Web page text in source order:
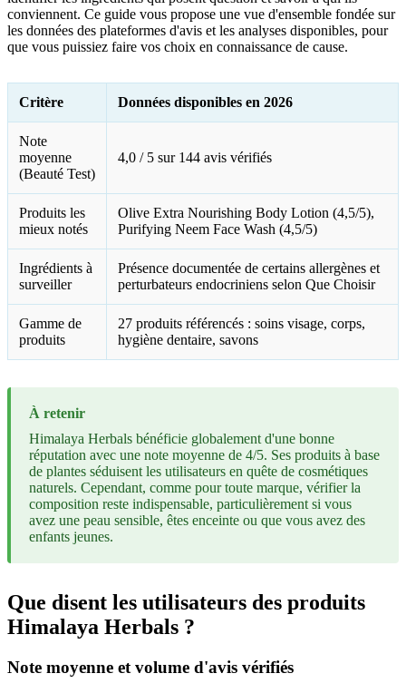
conviennent. Ce guide vous propose une vue d'ensemble fondée sur
les données des plateformes d'avis et les analyses disponibles, pour
que vous puissiez faire vos choix en connaissance de cause.
Critère Données disponibles en 2026
Note
moyenne
(Beauté Test)
4,0 / 5 sur 144 avis vérifiés
Produits les
mieux notés
Olive Extra Nourishing Body Lotion (4,5/5),
Purifying Neem Face Wash (4,5/5)
Ingrédients à
surveiller
Présence documentée de certains allergènes et
perturbateurs endocriniens selon Que Choisir
Gamme de
produits
27 produits référencés : soins visage, corps,
hygiène dentaire, savons
À retenir
Himalaya Herbals bénéficie globalement d'une bonne
réputation avec une note moyenne de 4/5. Ses produits à base
de plantes séduisent les utilisateurs en quête de cosmétiques
naturels. Cependant, comme pour toute marque, vérifier la
composition reste indispensable, particulièrement si vous
avez une peau sensible, êtes enceinte ou que vous avez des
enfants jeunes.
Que disent les utilisateurs des produits
Himalaya Herbals ?
Note moyenne et volume d'avis vérifiés